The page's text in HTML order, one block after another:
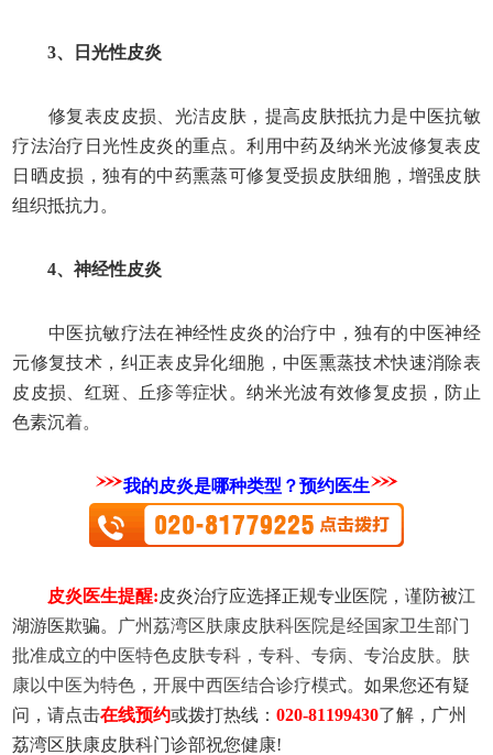
3、日光性皮炎
修复表皮皮损、光洁皮肤，提高皮肤抵抗力是中医抗敏
疗法治疗日光性皮炎的重点。利用中药及纳米光波修复表皮
日晒皮损，独有的中药熏蒸可修复受损皮肤细胞，增强皮肤
组织抵抗力。
4、神经性皮炎
中医抗敏疗法在神经性皮炎的治疗中，独有的中医神经
元修复技术，纠正表皮异化细胞，中医熏蒸技术快速消除表
皮皮损、红斑、丘疹等症状。纳米光波有效修复皮损，防止
色素沉着。
我的皮炎是哪种类型？预约医生
皮炎医生提醒:皮炎治疗应选择正规专业医院，谨防被江
湖游医欺骗。
广州荔湾区肤康皮肤科医院是经国家卫生部门
批准成立的中医特色皮肤专科，专科、专病、专治皮肤。肤
康以中医为特色，开展中西医结合诊疗模式。如果您还有疑
问，请点击在线预约或拨打热线：020-81199430了解，广州
荔湾区肤康皮肤科门诊部祝您健康!